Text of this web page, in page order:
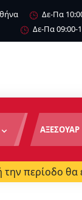
Δε-Πα
Δε-Πα 09:00-
ΑΞΕΣΟΥΑΡ
περίοδο